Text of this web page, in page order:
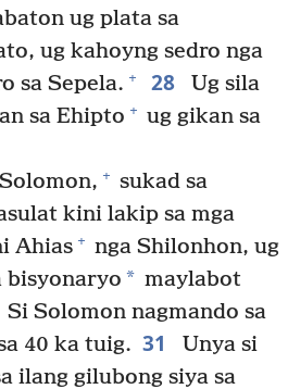
ug plata sa
ug kahoyng sedro nga
sa Sepela. + 28
Ug sila
sa Ehipto + ug gikan sa
+ sukad sa
kini lakip sa mga
Ahias + nga Shilonhon, ug
bisyonaryo * maylabot
Si Solomon nagmando sa
40 ka tuig. 31
Unya si
ilang gilubong siya sa